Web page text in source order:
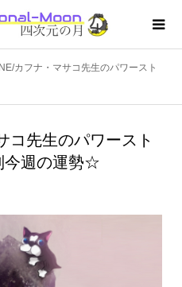
カフナ・マサコ先生のパワースト
コ先生のパワースト
今週の運勢☆